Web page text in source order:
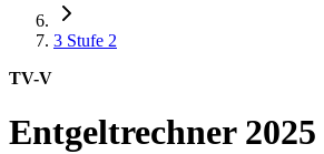
3 Stufe 2
TV-V
Entgeltrechner 2025